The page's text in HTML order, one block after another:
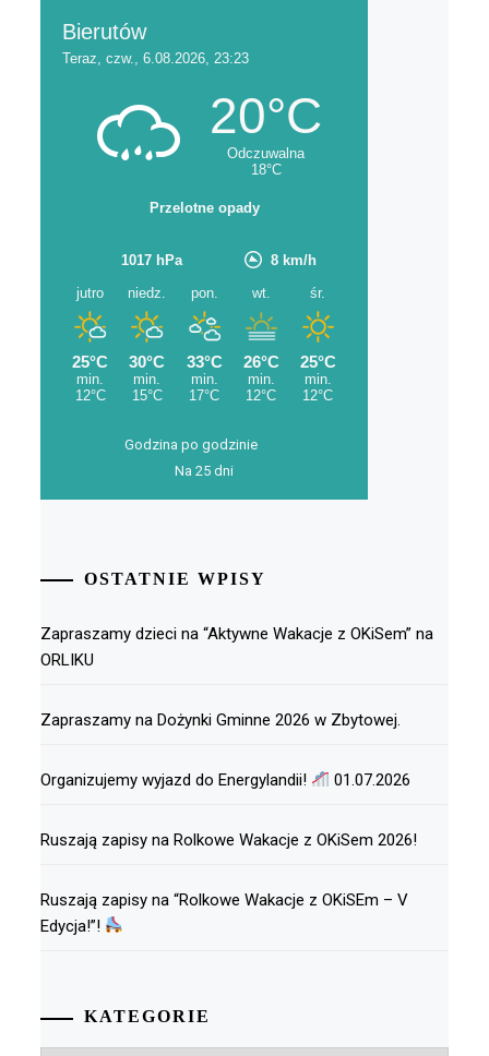
Godzina po godzinie
Na 25 dni
OSTATNIE WPISY
Zapraszamy dzieci na “Aktywne Wakacje z OKiSem” na
ORLIKU
Zapraszamy na Dożynki Gminne 2026 w Zbytowej.
Organizujemy wyjazd do Energylandii! 01.07.2026
Ruszają zapisy na Rolkowe Wakacje z OKiSem 2026!
Ruszają zapisy na “Rolkowe Wakacje z OKiSEm – V
Edycja!”!
KATEGORIE